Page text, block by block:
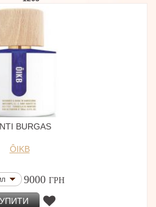
BURGAS
ÔIKB
9000 ГРН